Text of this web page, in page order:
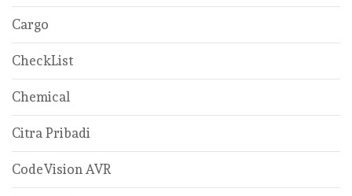
Cargo
CheckList
Chemical
Citra Pribadi
CodeVision AVR